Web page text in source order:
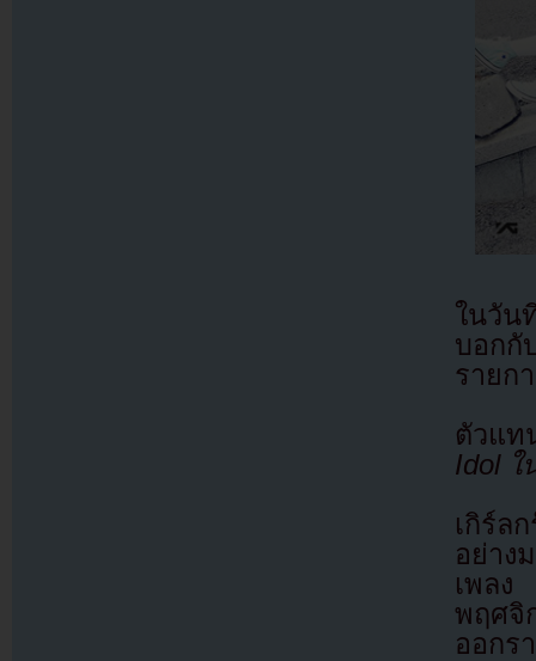
ในวัน
บอกกั
รายก
ตัวแท
Idol ใ
เกิร์ล
อย่าง
เพลง
พฤศจิ
ออกร